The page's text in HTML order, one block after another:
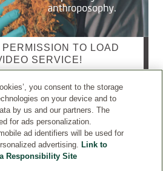
TO LOAD
SERVICE!
to embed video content.
data about your activities.
and agree to use the service to
Accept
you consent to the storage
on your device and to
by us and our partners. The
for ads personalization.
ad identifiers will be used for
advertising. Link to
Responsibility Site